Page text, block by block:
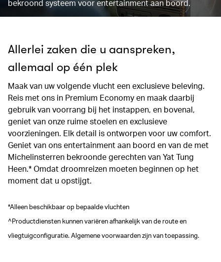
bekroond systeem voor entertainment aan boord.
Allerlei zaken die u aanspreken,
allemaal op één plek
Maak van uw volgende vlucht een exclusieve beleving.
Reis met ons in Premium Economy en maak daarbij
gebruik van voorrang bij het instappen, en bovenal,
geniet van onze ruime stoelen en exclusieve
voorzieningen. Elk detail is ontworpen voor uw comfort.
Geniet van ons entertainment aan boord en van de met
Michelinsterren bekroonde gerechten van Yat Tung
Heen.* Omdat droomreizen moeten beginnen op het
moment dat u opstijgt.
*Alleen beschikbaar op bepaalde vluchten
^Productdiensten kunnen variëren afhankelijk van de route en
vliegtuigconfiguratie. Algemene voorwaarden zijn van toepassing.